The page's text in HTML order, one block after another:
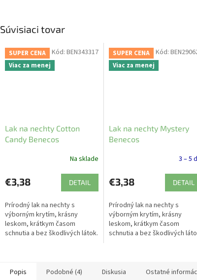
Súvisiaci tovar
SUPER CENA
Viac za menej
Lak na nechty Cotton
Candy Benecos
Na sklade
€3,38 DETAIL
Prírodný lak na nechty s
výborným krytím, krásny
leskom, krátkym časom
schnutia a bez škodlivých látok.
Kód: BEN343317
SUPER CENA
Viac za menej
Lak na nechty Mystery
Benecos
3 – 5
€3,38 DETAIL
Prírodný lak na nechty s
výborným krytím, krásny
leskom, krátkym časom
schnutia a bez škodlivých
Kód:
Popis Podobné (4) Diskusia Ostatné